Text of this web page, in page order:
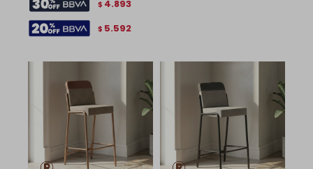
$ 4.893
$ 5.592